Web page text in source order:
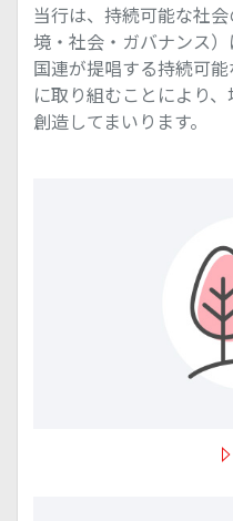
当行は、持続可能な社
境・社会・ガバナンス）
国連が提唱する持続可
に取り組むことにより
創造してまいります。